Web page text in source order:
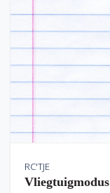
RC'TJE
Vliegtuigmodus